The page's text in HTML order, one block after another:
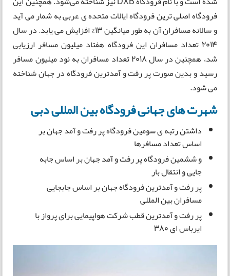
فرودگاه اصلی ترین فرودگاه ایالات متحده ی عربی به شمار می آید
و سالانه مسافران آن به طور میانگین 13% افزایش می یابد. در سال
2014 تعداد مسافران این فرودگاه هفتاد میلیون مسافر ارزیابی
شد، همچنین در سال 2018 تعداد مسافران به نود میلیون مسافر
رسید و بدین صورت پر رفت و آمدترین فرودگاه در جهان شناخته
می شود.
شهرت های جهانی فرودگاه بین‌‌ المللی دبی
داشتن رتبه ی سومین فرودگاه پر رفت و آمد جهان بر
اساس تعداد مسافرها
و ششمین فرودگاه پر رفت و آمد جهان بر اساس جابه
جایی و انتقال بار
پر رفت و آمدترین فرودگاه جهان بر اساس جابجایی
مسافران بین المللی
پر رفت و آمدترین قطب شرکت هواپیمایی برای پرواز با
ایرباس ای 380